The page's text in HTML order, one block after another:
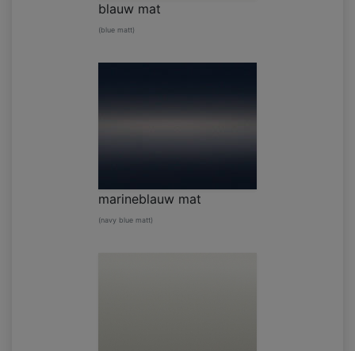
blauw mat
(blue matt)
marineblauw mat
(navy blue matt)